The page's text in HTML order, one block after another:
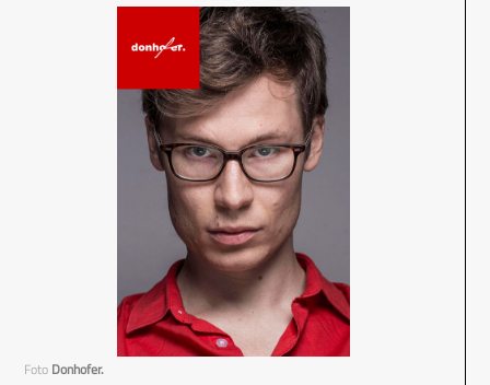
Foto Donhofer.